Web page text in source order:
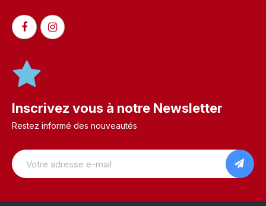
Inscrivez vous à notre Newsletter
Restez informé des nouveautés